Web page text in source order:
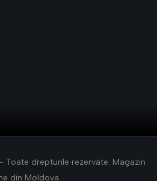
Toate drepturile rezervate. Magazin
din Moldova.